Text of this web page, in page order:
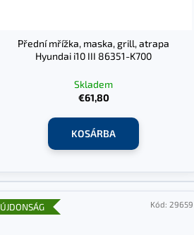
Přední mřížka, maska, grill, atrapa
Hyundai i10 III 86351-K700
Skladem
€61,80
KOSÁRBA
ÚJDONSÁG Kód: 29659